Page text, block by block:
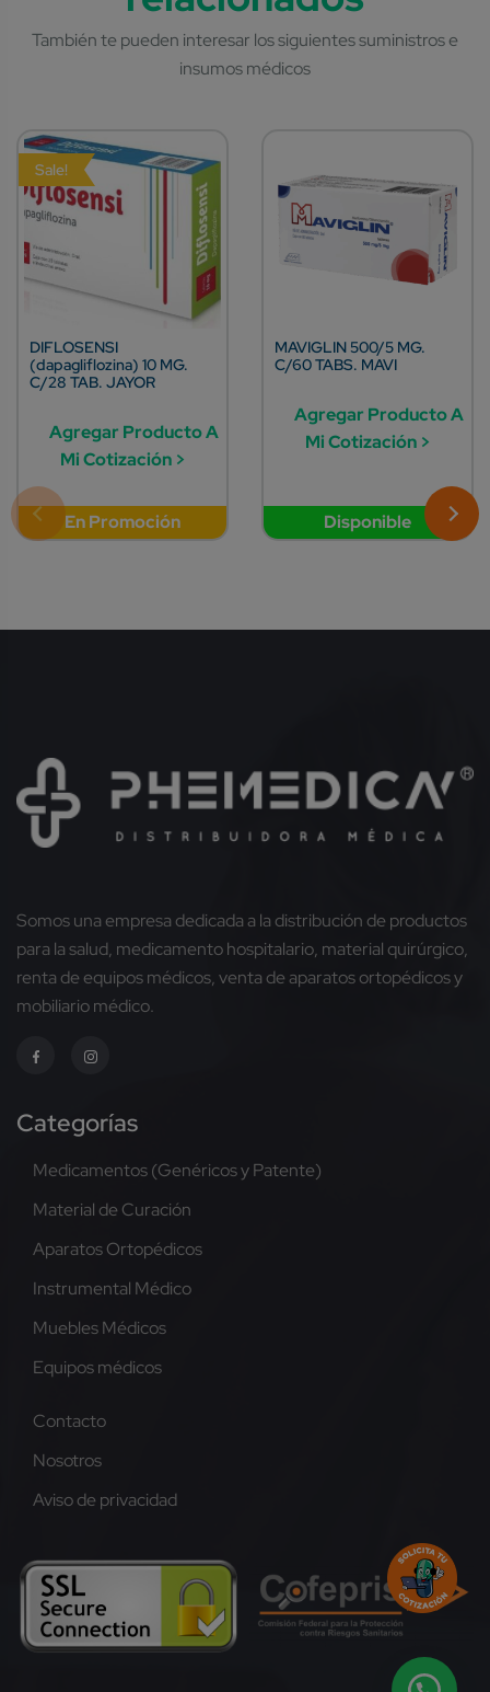
En Promoción
Sale!
DIFLOSENSI
(dapagliflozina) 10 MG.
C/28 TAB. JAYOR
Agregar Producto A
Mi Cotización >
Disponible
MAVIGLIN 500/5 MG.
C/60 TABS. MAVI
Agregar Producto A
Mi Cotización >
Somos una empresa dedicada a la distribución de productos
para la salud, medicamento hospitalario, material quirúrgico,
renta de equipos médicos, venta de aparatos ortopédicos y
mobiliario médico.
Categorías
Medicamentos (Genéricos y Patente)
Material de Curación
Aparatos Ortopédicos
Instrumental Médico
Muebles Médicos
Equipos médicos
Contacto
Nosotros
Aviso de privacidad